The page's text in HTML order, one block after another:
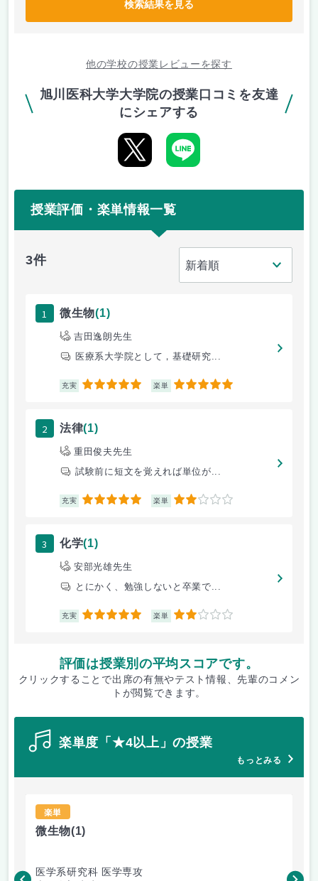
検索結果を見る
他の学校の授業レビューを探す
旭川医科大学大学院の授業口コミを友達
にシェアする
授業評価・楽単情報一覧
3件
1 微生物(1)
吉田逸朗先生
医療系大学院として，基礎研究...
充実 5 楽単 5
2 法律(1)
重田俊夫先生
試験前に短文を覚えれば単位が...
充実 5 楽単 2
3 化学(1)
安部光雄先生
とにかく、勉強しないと卒業で...
充実 5 楽単 2
評価は授業別の平均スコアです。
クリックすることで出席の有無やテスト情報、先輩のコメン
トが閲覧できます。
楽単度「★4以上」の授業
もっとみる
楽単
微生物(1)
医学系研究科 医学専攻